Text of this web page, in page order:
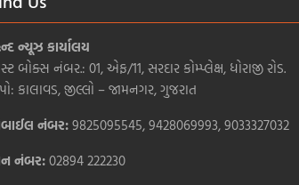
ન્યૂઝ કાર્યાલય
બોક્સ નંબર.: 01, એફ/11, સરદાર કોમ્પ્લેક્ષ, ધોરાજી રોડ.
કાલાવડ, જીલ્લો – જામનગર, ગુજરાત
નંબર:9825095545, 9428069993, 9033327032
નંબર:02894 222230